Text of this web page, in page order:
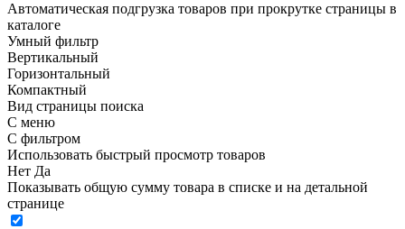
Автоматическая подгрузка товаров при прокрутке страницы в
каталоге
Умный фильтр
Вертикальный
Горизонтальный
Компактный
Вид страницы поиска
С меню
С фильтром
Использовать быстрый просмотр товаров
Нет Да
Показывать общую сумму товара в списке и на детальной
странице